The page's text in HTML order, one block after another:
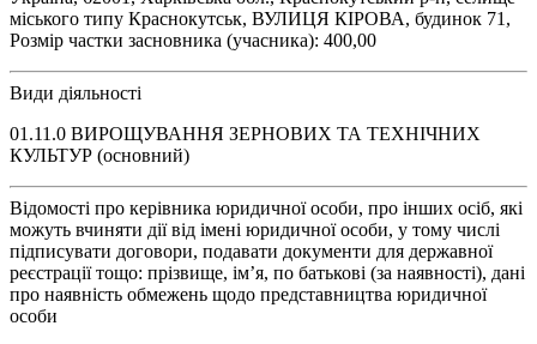
міського типу Краснокутськ, ВУЛИЦЯ КІРОВА, будинок 71,
Розмір частки засновника (учасника): 400,00
Види діяльності
01.11.0 ВИРОЩУВАННЯ ЗЕРНОВИХ ТА ТЕХНІЧНИХ
КУЛЬТУР (основний)
Відомості про керівника юридичної особи, про інших осіб, які
можуть вчиняти дії від імені юридичної особи, у тому числі
підписувати договори, подавати документи для державної
реєстрації тощо: прізвище, ім’я, по батькові (за наявності), дані
про наявність обмежень щодо представництва юридичної
особи